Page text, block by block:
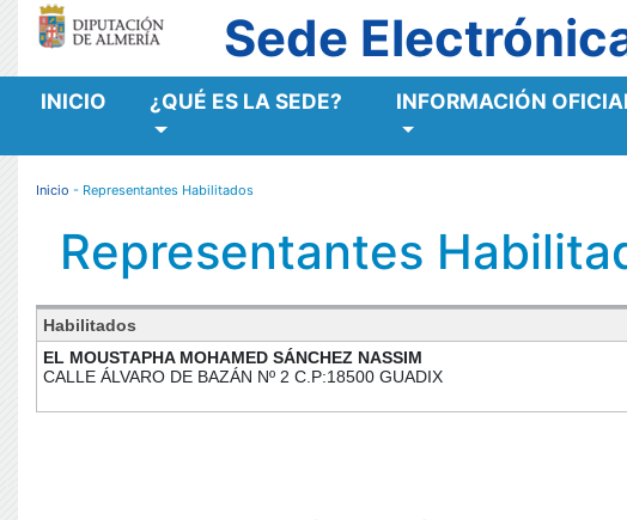
Sede
MENÚ RESPONSIVE
INICIO ¿QUÉ ES LA SEDE? INFORMACIÓN
Inicio - Representantes Habilitados
Representantes
Habilitados
EL MOUSTAPHA MOHAMED SÁNCHEZ NASSIM
CALLE ÁLVARO DE BAZÁN Nº 2 C.P:18500 GUADIX